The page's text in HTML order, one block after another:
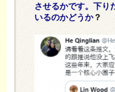
させるかです。下り
いるのかどうか？